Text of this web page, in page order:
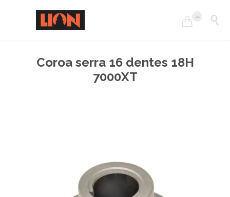

... 
Coroa serra 16 dentes 18H
7000XT